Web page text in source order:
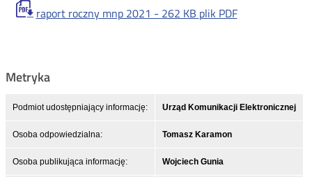
raport roczny mnp 2021 - 262 KB plik PDF
Metryka
Podmiot udostępniający informację: Urząd Komunikacji Elektronicznej
Osoba odpowiedzialna: Tomasz Karamon
Osoba publikująca informację: Wojciech Gunia